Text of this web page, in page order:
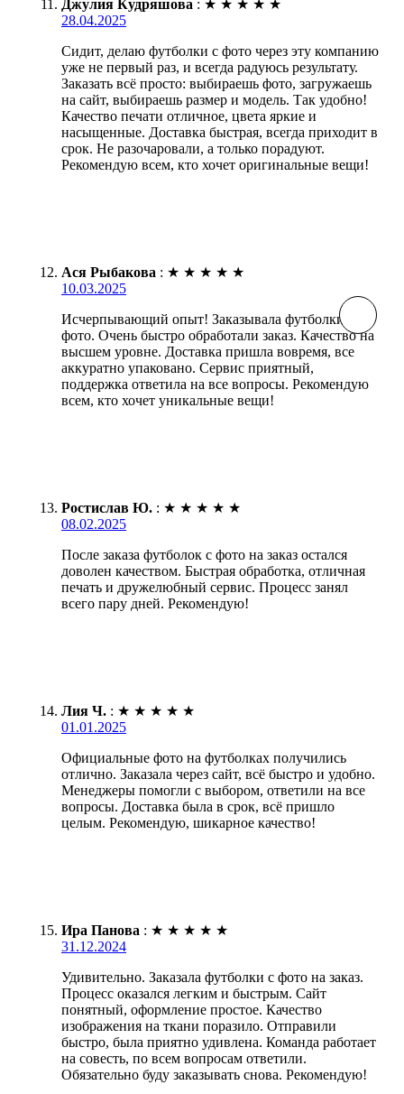
Джулия Кудряшова : ★ ★ ★ ★ ★
28.04.2025
Сидит, делаю футболки с фото через эту компанию
уже не первый раз, и всегда радуюсь результату.
Заказать всё просто: выбираешь фото, загружаешь
на сайт, выбираешь размер и модель. Так удобно!
Качество печати отличное, цвета яркие и
насыщенные. Доставка быстрая, всегда приходит в
срок. Не разочаровали, а только порадуют.
Рекомендую всем, кто хочет оригинальные вещи!
Ася Рыбакова : ★ ★ ★ ★ ★
10.03.2025
Исчерпывающий опыт! Заказывала футболки с
фото. Очень быстро обработали заказ. Качество на
высшем уровне. Доставка пришла вовремя, все
аккуратно упаковано. Сервис приятный,
поддержка ответила на все вопросы. Рекомендую
всем, кто хочет уникальные вещи!
Ростислав Ю. : ★ ★ ★ ★ ★
08.02.2025
После заказа футболок с фото на заказ остался
доволен качеством. Быстрая обработка, отличная
печать и дружелюбный сервис. Процесс занял
всего пару дней. Рекомендую!
Лия Ч. : ★ ★ ★ ★ ★
01.01.2025
Официальные фото на футболках получились
отлично. Заказала через сайт, всё быстро и удобно.
Менеджеры помогли с выбором, ответили на все
вопросы. Доставка была в срок, всё пришло
целым. Рекомендую, шикарное качество!
Ира Панова : ★ ★ ★ ★ ★
31.12.2024
Удивительно. Заказала футболки с фото на заказ.
Процесс оказался легким и быстрым. Сайт
понятный, оформление простое. Качество
изображения на ткани поразило. Отправили
быстро, была приятно удивлена. Команда работает
на совесть, по всем вопросам ответили.
Обязательно буду заказывать снова. Рекомендую!